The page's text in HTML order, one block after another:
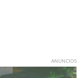
ANUNCIOS